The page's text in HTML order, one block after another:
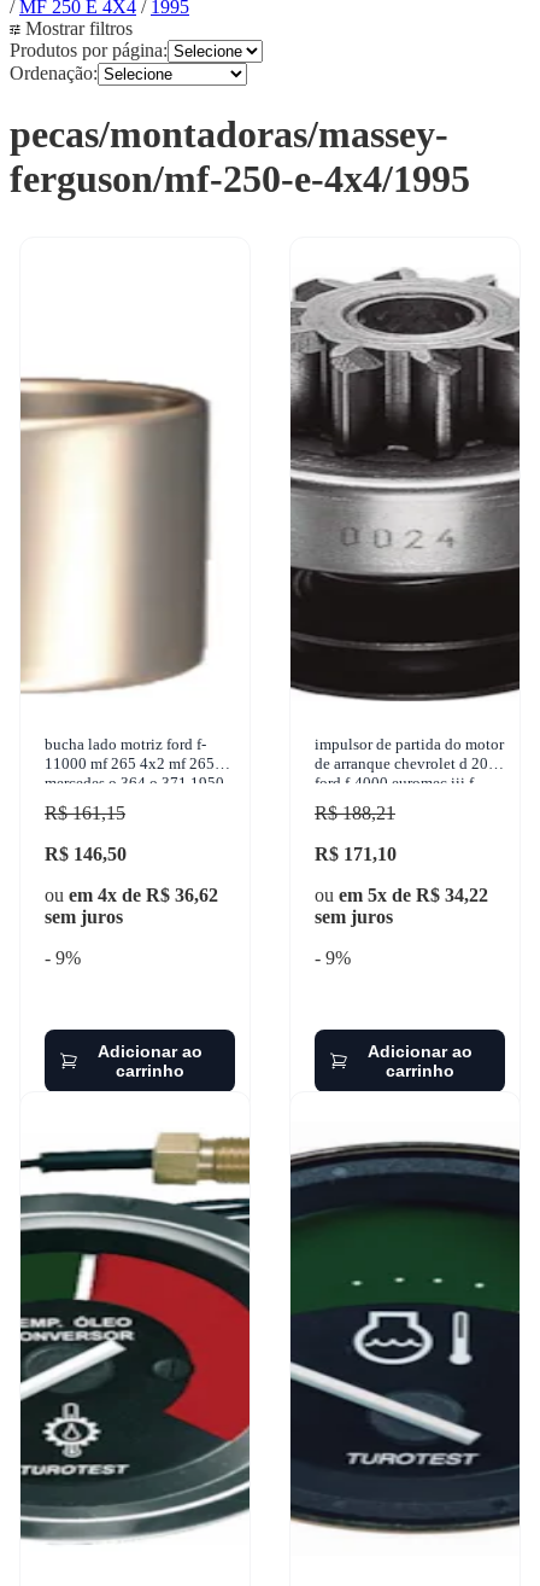
/MF 250 E 4X4 / 1995
Mostrar filtros
Produtos por página:
Ordenação:
pecas/montadoras/massey-
ferguson/mf-250-e-4x4/1995
bucha lado motriz ford f-
11000 mf 265 4x2 mf 265
mercedes o 364 o 371 1950-
2004 sulcarbon - sc004-s
R$ 161,15
R$ 146,50
ou em 4x de R$ 36,62
sem juros
- 9%
Adicionar ao
carrinho
impulsor de partida do motor
de arranque chevrolet d 20
ford f-4000 euromec iii f-
4000 massey ferguson mf
275 4x2 mf 275
R$ 188,21
R$ 171,10
ou em 5x de R$ 34,22
sem juros
- 9%
Adicionar ao
carrinho